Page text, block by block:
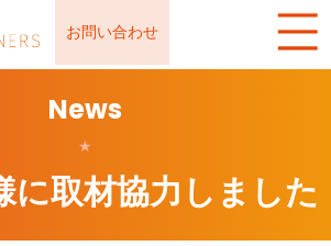
お問い合わせ
News
★
に取材協力しました